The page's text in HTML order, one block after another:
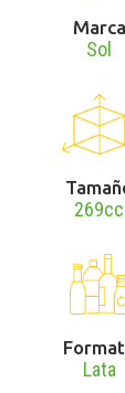
Marca
Sol
269cc
Lata